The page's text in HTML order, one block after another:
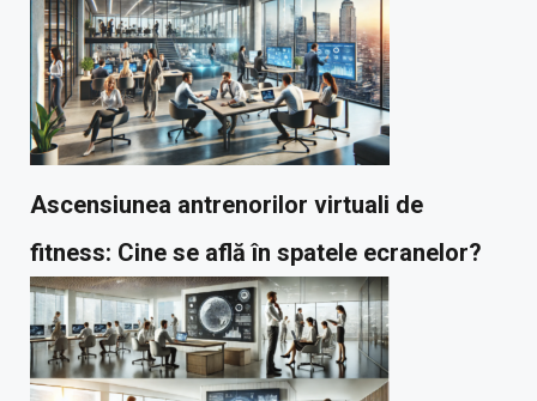
Ascensiunea antrenorilor virtuali de
fitness: Cine se află în spatele ecranelor?